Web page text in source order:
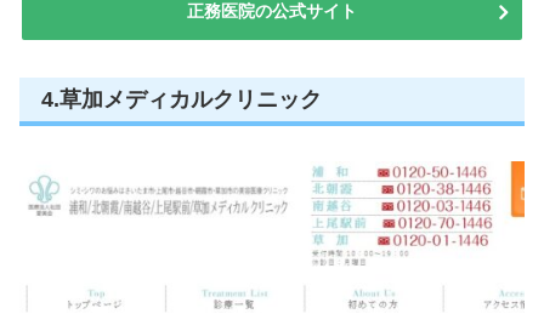
正務医院の公式サイト
4.草加メディカルクリニック